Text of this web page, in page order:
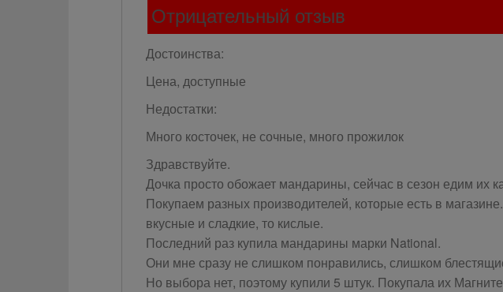
Отрицательный отзыв
Достоинства:
Цена, доступные
Недостатки:
Много косточек, не сочные, много прожилок
Здравствуйте.
Дочка просто обожает мандарины, сейчас в сезон едим их
Покупаем разных производителей, которые есть в
вкусные и сладкие, то кислые.
Последний раз купила мандарины марки National.
Они мне сразу не слишком понравились, слишком
Но выбора нет, поэтому купили 5 штук. Покупала их